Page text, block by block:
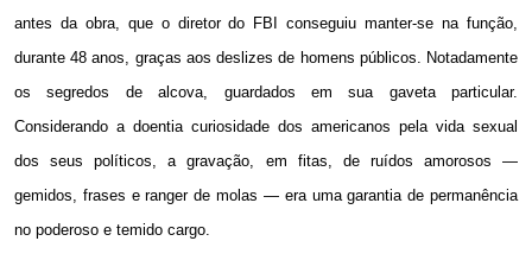
antes da obra, que o diretor do FBI conseguiu manter-se na função,
durante 48 anos, graças aos deslizes de homens públicos. Notadamente
os segredos de alcova, guardados em sua gaveta particular.
Considerando a doentia curiosidade dos americanos pela vida sexual
dos seus políticos, a gravação, em fitas, de ruídos amorosos —
gemidos, frases e ranger de molas — era uma garantia de permanência
no poderoso e temido cargo.